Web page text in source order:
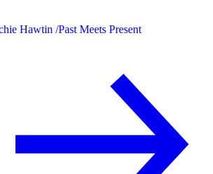
Hawtin /Past Meets Present